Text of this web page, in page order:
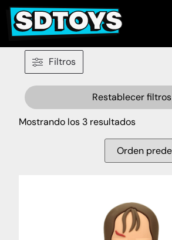
Filtros
Restablecer filtros
Mostrando los 3 resultados